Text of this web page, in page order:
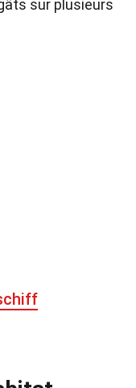
sur plusieurs